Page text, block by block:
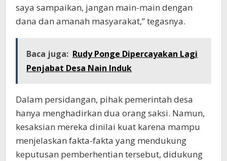
saya sampaikan, jangan main-main dengan
dana dan amanah masyarakat,” tegasnya.
Baca juga: Rudy Ponge Dipercayakan Lagi
Penjabat Desa Nain Induk
Dalam persidangan, pihak pemerintah desa
hanya menghadirkan dua orang saksi. Namun,
kesaksian mereka dinilai kuat karena mampu
menjelaskan fakta-fakta yang mendukung
keputusan pemberhentian tersebut, didukung